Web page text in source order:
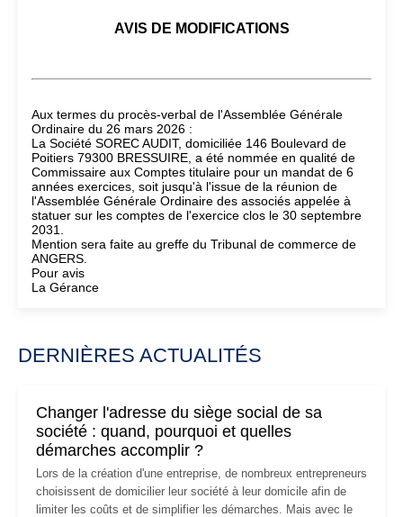
AVIS DE MODIFICATIONS
Aux termes du procès-verbal de l'Assemblée Générale
Ordinaire du 26 mars 2026 :
La Société SOREC AUDIT, domiciliée 146 Boulevard de
Poitiers 79300 BRESSUIRE, a été nommée en qualité de
Commissaire aux Comptes titulaire pour un mandat de 6
années exercices, soit jusqu'à l'issue de la réunion de
l'Assemblée Générale Ordinaire des associés appelée à
statuer sur les comptes de l'exercice clos le 30 septembre
2031.
Mention sera faite au greffe du Tribunal de commerce de
ANGERS.
Pour avis
La Gérance
DERNIÈRES ACTUALITÉS
Changer l'adresse du siège social de sa
société : quand, pourquoi et quelles
démarches accomplir ?
Lors de la création d'une entreprise, de nombreux entrepreneurs
choisissent de domicilier leur société à leur domicile afin de
limiter les coûts et de simplifier les démarches. Mais avec le